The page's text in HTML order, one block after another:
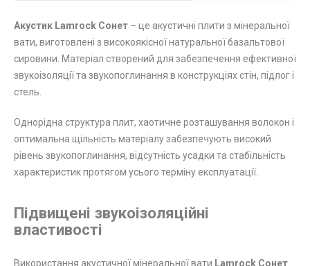
Акустик Lamrock Сонет – це акустичні плити з мінеральної
вати, виготовлені з високоякісної натуральної базальтової
сировини. Матеріал створений для забезпечення ефективної
звукоізоляції та звукопоглинання в конструкціях стін, підлог і
стель.
Однорідна структура плит, хаотичне розташування волокон і
оптимальна щільність матеріалу забезпечують високий
рівень звукопоглинання, відсутність усадки та стабільність
характеристик протягом усього терміну експлуатації.
Підвищені звукоізоляційні
властивості
Використання акустичної мінеральної вати Lamrock Сонет